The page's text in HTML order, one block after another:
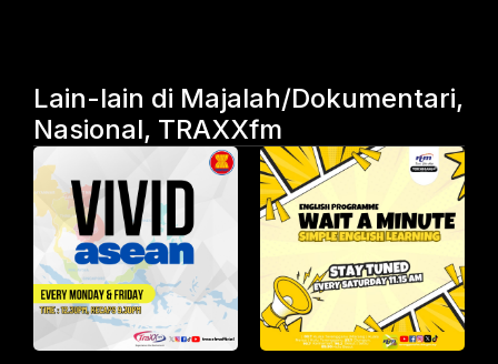
Lain-lain di Majalah/Dokumentari,
Nasional, TRAXXfm